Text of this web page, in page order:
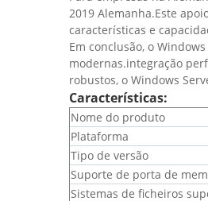
2019 Alemanha.Este
características e
Em conclusão, o
modernas.integração
robustos, o Windows
Características:
Nome do produto
Plataforma
Tipo de versão
Suporte de porta de
Sistemas de ficheiros